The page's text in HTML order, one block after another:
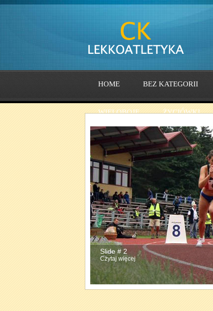
HOME BEZ KATEGORII
WIELOBOJE ŻYCIÓWKI
Slide # 2
Czytaj więcej
Slide # 3
Czytaj więcej